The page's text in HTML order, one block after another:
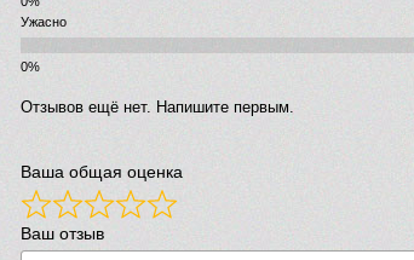
Ужасно
Отзывов ещё нет. Напишите первым.
Ваша общая оценка
Ваш отзыв